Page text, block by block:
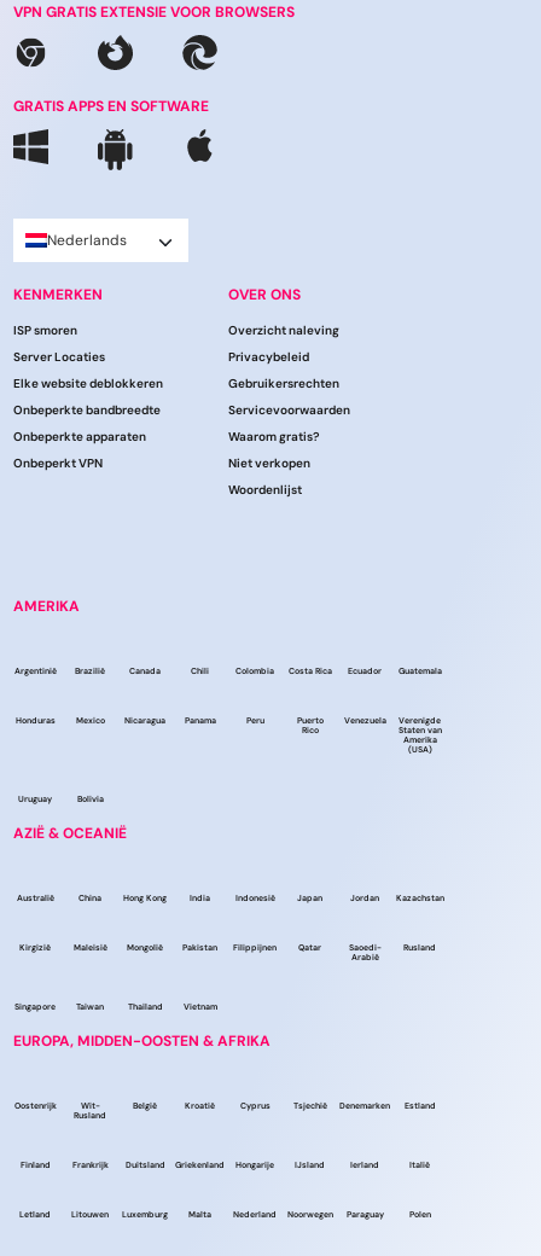
VPN GRATIS EXTENSIE VOOR BROWSERS
GRATIS APPS EN SOFTWARE
Nederlands
KENMERKEN
ISP smoren
Server Locaties
Elke website deblokkeren
Onbeperkte bandbreedte
Onbeperkte apparaten
Onbeperkt VPN
OVER ONS
Overzicht naleving
Privacybeleid
Gebruikersrechten
Servicevoorwaarden
Waarom gratis?
Niet verkopen
Woordenlijst
AMERIKA
Argentinië Brazilië Canada Chili Colombia Costa Rica Ecuador Guatemala
Honduras Mexico Nicaragua Panama Peru
Puerto
Rico
Venezuela
Verenigde
Staten van
Amerika
(USA)
Uruguay Bolivia
AZIË & OCEANIË
Australië China Hong Kong India Indonesië Japan Jordan Kazachstan
Kirgizië Maleisië Mongolië Pakistan Filippijnen Qatar
Saoedi-
Arabië
Rusland
Singapore Taiwan Thailand Vietnam
EUROPA, MIDDEN-OOSTEN & AFRIKA
Oostenrijk
Wit-
Rusland
België Kroatië Cyprus Tsjechië Denemarken Estland
Finland Frankrijk Duitsland Griekenland Hongarije IJsland Ierland Italië
Letland Litouwen Luxemburg Malta Nederland Noorwegen Paraguay Polen